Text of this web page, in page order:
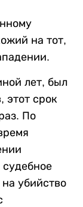
на тот,
лет, был
этот срок
По
убийство